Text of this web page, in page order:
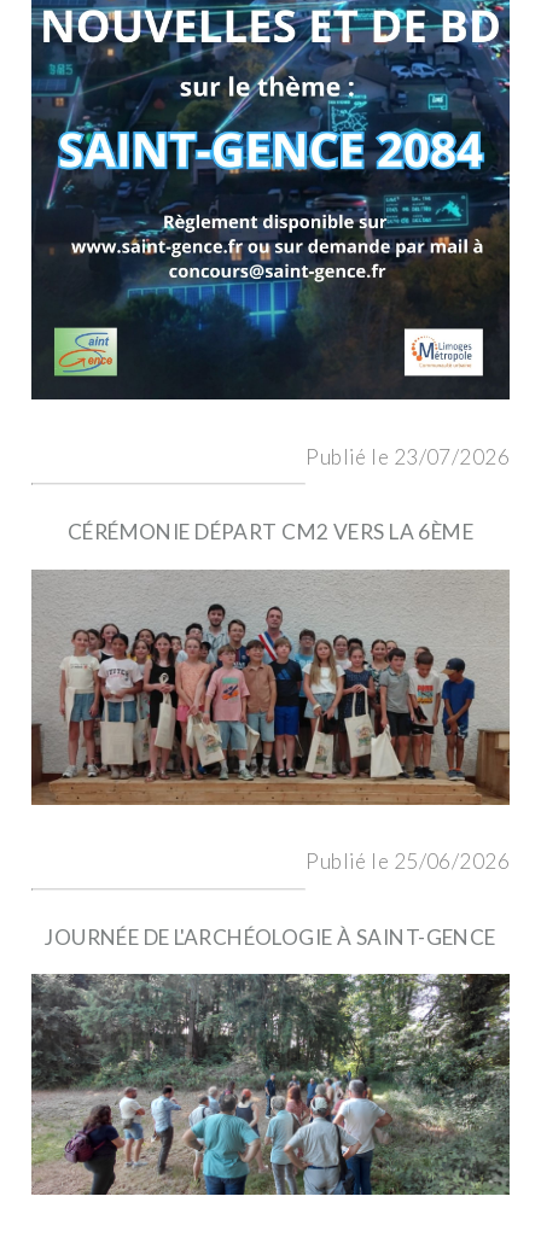
Publié le 23/07/2026
CÉRÉMONIE DÉPART CM2 VERS LA 6ÈME
Publié le 25/06/2026
JOURNÉE DE L'ARCHÉOLOGIE À SAINT-GENCE